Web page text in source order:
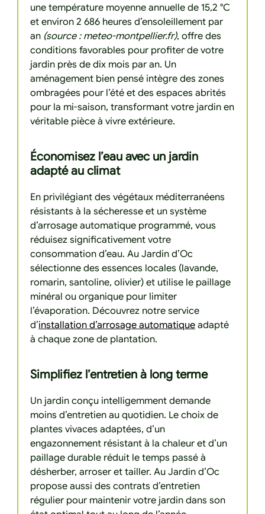
une température moyenne annuelle de 15,2 °C
et environ 2 686 heures d’ensoleillement par
an (source : meteo-montpellier.fr), offre des
conditions favorables pour profiter de votre
jardin près de dix mois par an. Un
aménagement bien pensé intègre des zones
ombragées pour l’été et des espaces abrités
pour la mi-saison, transformant votre jardin en
véritable pièce à vivre extérieure.
Économisez l’eau avec un jardin
adapté au climat
En privilégiant des végétaux méditerranéens
résistants à la sécheresse et un système
d’arrosage automatique programmé, vous
réduisez significativement votre
consommation d’eau. Au Jardin d’Oc
sélectionne des essences locales (lavande,
romarin, santoline, olivier) et utilise le paillage
minéral ou organique pour limiter
l’évaporation. Découvrez notre service
d’installation d’arrosage automatique adapté
à chaque zone de plantation.
Simplifiez l’entretien à long terme
Un jardin conçu intelligemment demande
moins d’entretien au quotidien. Le choix de
plantes vivaces adaptées, d’un
engazonnement résistant à la chaleur et d’un
paillage durable réduit le temps passé à
désherber, arroser et tailler. Au Jardin d’Oc
propose aussi des contrats d’entretien
régulier pour maintenir votre jardin dans son